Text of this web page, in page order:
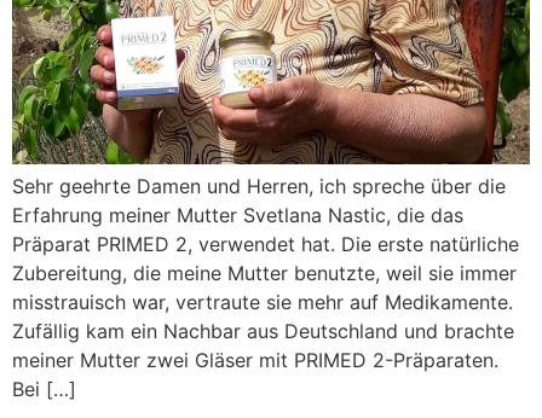
Sehr geehrte Damen und Herren, ich spreche über die
Erfahrung meiner Mutter Svetlana Nastic, die das
Präparat PRIMED 2, verwendet hat. Die erste natürliche
Zubereitung, die meine Mutter benutzte, weil sie immer
misstrauisch war, vertraute sie mehr auf Medikamente.
Zufällig kam ein Nachbar aus Deutschland und brachte
meiner Mutter zwei Gläser mit PRIMED 2-Präparaten.
Bei […]